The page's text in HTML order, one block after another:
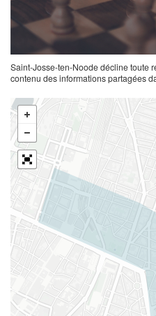
Saint-Josse-ten-Noode décline toute
contenu des informations partagées